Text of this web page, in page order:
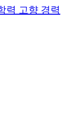
력 고향 경력